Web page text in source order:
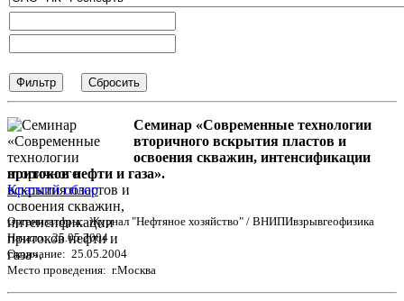
Семинар «Современные технологии
вторичного вскрытия пластов и
освоения скважин, интенсификации
притоков нефти и газа».
Краткий обзор
Организаторы: Журнал "Нефтяное хозяйство" / ВНИПИвзрывгеофизика
Начало: 25.05.2004
Окончание: 25.05.2004
Место проведения: г.Москва